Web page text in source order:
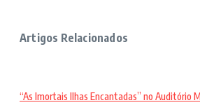
Artigos Relacionados
“As Imortais Ilhas Encantadas” no Auditório